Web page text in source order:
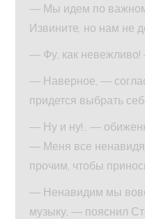
— Мы идем по
Извините, но нам не
— Фу, как
— Наверное, —
придется выбрать
— Ну и ну!.. —
— Меня все
прочим, чтобы
— Ненавидим мы
музыку, — пояснил